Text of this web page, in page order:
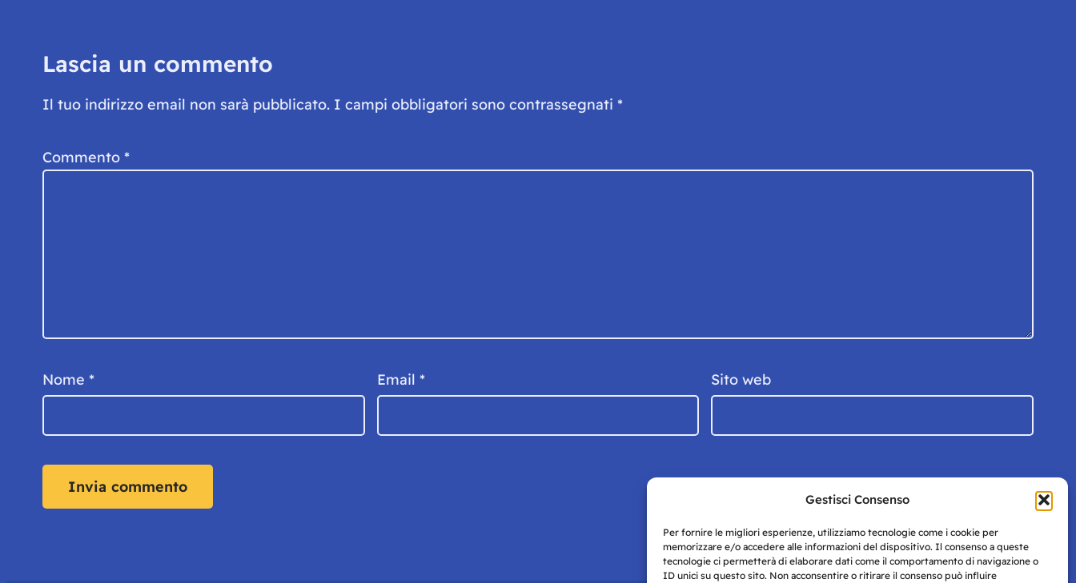
Gestisci Consenso
Per fornire le migliori esperienze, utilizziamo tecnologie come i cookie per
memorizzare e/o accedere alle informazioni del dispositivo. Il consenso a queste
tecnologie ci permetterà di elaborare dati come il comportamento di navigazione o
ID unici su questo sito. Non acconsentire o ritirare il consenso può influire
Lascia un commento
Il tuo indirizzo email non sarà pubblicato. I campi obbligatori sono contrassegnati *
Commento *
Nome * Email * Sito web